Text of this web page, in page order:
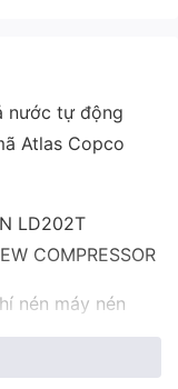
nước tự động
Atlas Copco
LD202T
COMPRESSOR
nén máy nén
xả condensate
giúp loại bỏ